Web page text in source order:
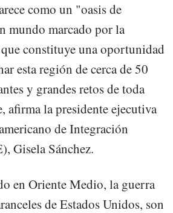
como un "oasis de
mundo marcado por la
constituye una oportunidad
esta región de cerca de 50
y grandes retos de toda
afirma la presidente ejecutiva
de Integración
Gisela Sánchez.
en Oriente Medio, la guerra
de Estados Unidos, son